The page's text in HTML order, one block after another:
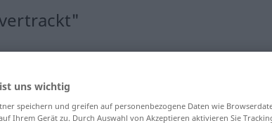
uns wichtig
speichern und greifen auf personenbezogene Daten wie
Ihrem Gerät zu. Durch Auswahl von Akzeptieren aktivieren Sie